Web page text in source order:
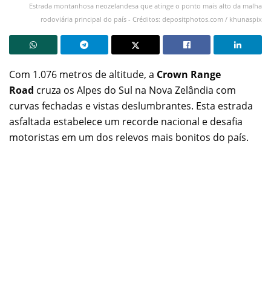
Estrada montanhosa neozelandesa que atinge o ponto mais alto da malha
rodoviária principal do país - Créditos: depositphotos.com / khunaspix
Com 1.076 metros de altitude, a Crown Range
Road cruza os Alpes do Sul na Nova Zelândia com
curvas fechadas e vistas deslumbrantes. Esta estrada
asfaltada estabelece um recorde nacional e desafia
motoristas em um dos relevos mais bonitos do país.